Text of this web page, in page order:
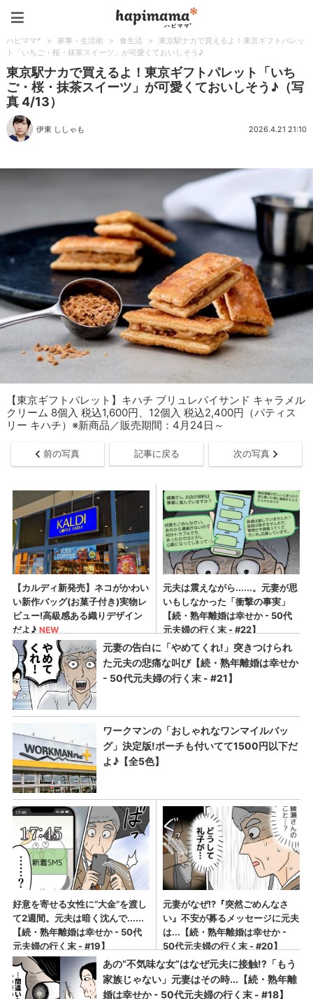
ハピママ* > 家事・生活術 > 食生活 >
東京駅ナカで買えるよ！東京ギフトパレッ
ト「いちご・桜・抹茶スイーツ」が可愛くておいしそう♪
東京駅ナカで買えるよ！東京ギフトパレット「いち
ご・桜・抹茶スイーツ」が可愛くておいしそう♪（写
真 4/13）
伊東 ししゃも 2026.4.21 21:10
【東京ギフトパレット】キハチ ブリュレパイサンド キャラメル
クリーム 8個入 税込1,600円、12個入 税込2,400円（パティス
リー キハチ）※新商品／販売期間：4月24日～
前の写真 記事に戻る 次の写真